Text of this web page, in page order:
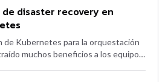
disaster recovery en
de Kubernetes para la orquestación
muchos beneficios a los equipos